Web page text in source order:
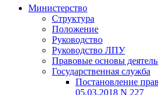
Министерство
Структура
Положение
Руководство
Руководство ЛПУ
Правовые основы
Государственная служба
Постановление
05.03.2018 N 227